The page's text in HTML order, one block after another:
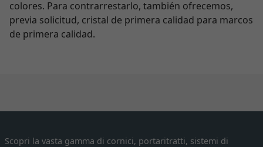
colores. Para contrarrestarlo, también ofrecemos,
previa solicitud, cristal de primera calidad para marcos
de primera calidad.
Scopri la vasta gamma di cornici, portaritratti, sistemi di